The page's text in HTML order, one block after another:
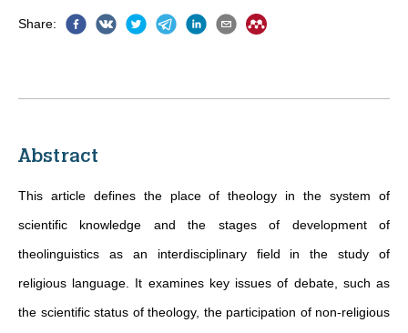
Share:
Abstract
This article defines the place of theology in the system of
scientific knowledge and the stages of development of
theolinguistics as an interdisciplinary field in the study of
religious language. It examines key issues of debate, such as
the scientific status of theology, the participation of non-religious